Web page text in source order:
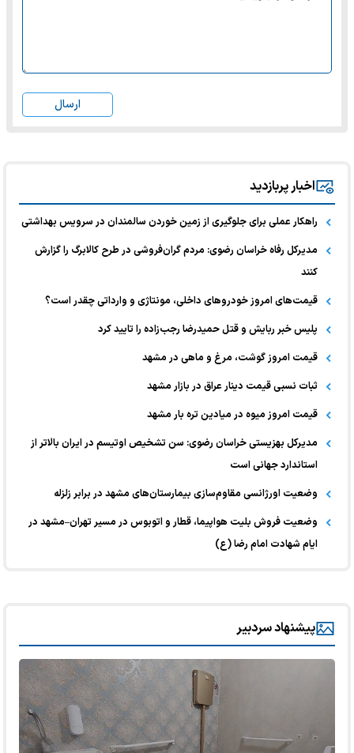
ارسال
اخبار پربازدید
راهکار عملی برای جلوگیری از زمین خوردن سالمندان در سرویس بهداشتی
مدیرکل رفاه خراسان رضوی: مردم گران‌فروشی در طرح کالابرگ را گزارش
کنند
قیمت‌های امروز خودرو‌های داخلی، مونتاژی و وارداتی چقدر است؟
پلیس خبر ربایش و قتل حمیدرضا رجب‌زاده را تایید کرد
قیمت امروز گوشت، مرغ و ماهی در مشهد
ثبات نسبی قیمت دینار عراق در بازار مشهد
قیمت امروز میوه در میادین تره بار مشهد
مدیرکل بهزیستی خراسان رضوی: سن تشخیص اوتیسم در ایران بالاتر از
استاندارد جهانی است
وضعیت اورژانسی مقاوم‌سازی بیمارستان‌های مشهد در برابر زلزله
وضعیت فروش بلیت هواپیما، قطار و اتوبوس در مسیر تهران–مشهد در
ایام شهادت امام رضا (ع)
پیشنهاد سردبیر